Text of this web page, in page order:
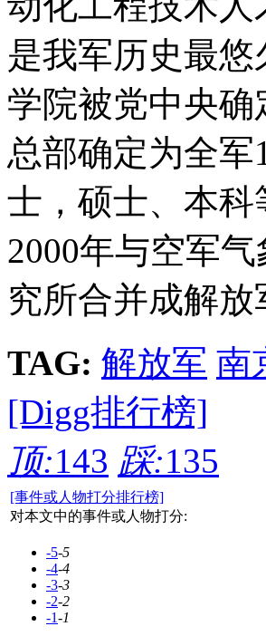
是我军历史最
学院被党中央
总部确定为全
士，硕士、本
2000年与空军
究所合并成解
TAG: 解放军 南
[Digg排行榜]
顶:143 踩:135
[事件或人物打分排行榜]
对本文中的事件或人物打分:
-5-5
-4-4
-3-3
-2-2
-1-1